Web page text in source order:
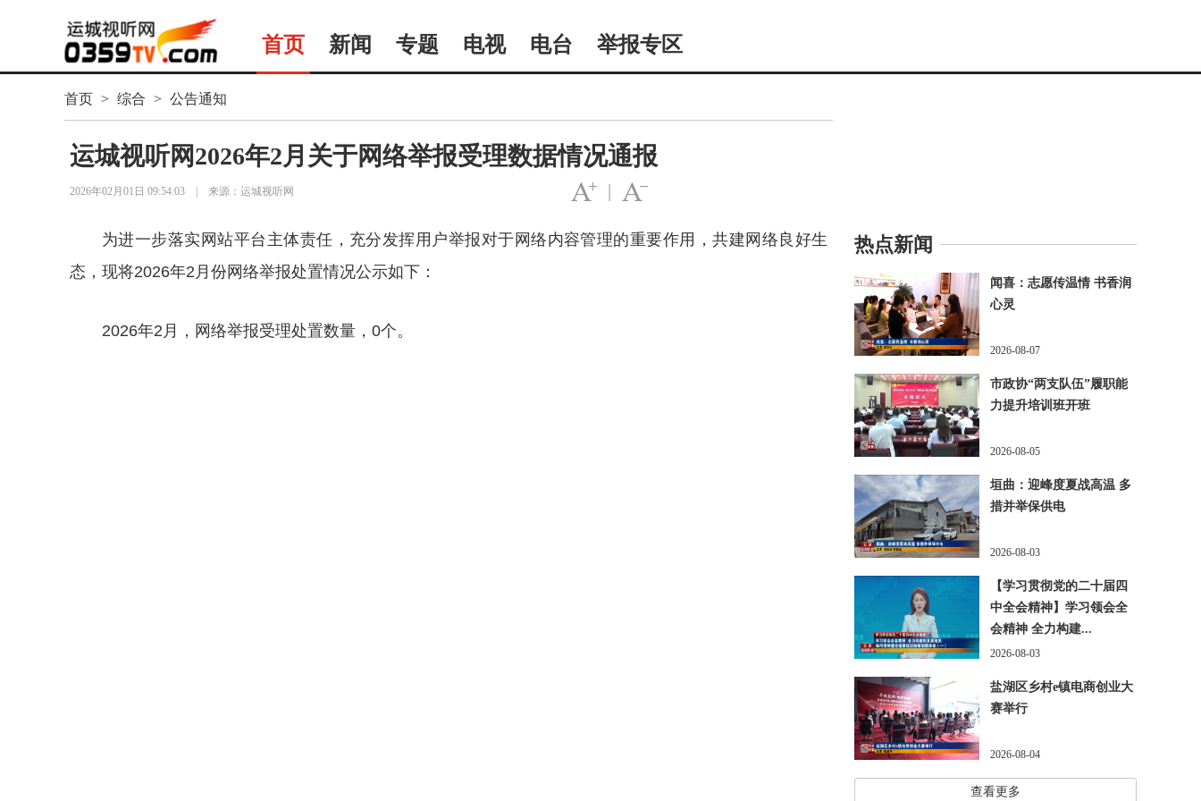
首页 新闻 专题 电视 电台 举报专区
首页 > 综合 > 公告通知
运城视听网2026年2月关于网络举报受理数据情况通报
2026年02月01日 09:54:03 来源：运城视听网 |
为进一步落实网站平台主体责任，充分发挥用户举报对于网络内容管理的重要作用，共建网络良好生
态，现将2026年2月份网络举报处置情况公示如下：
2026年2月，网络举报受理处置数量，0个。
热点新闻
闻喜：志愿传温情 书香润
心灵
2026-08-07
市政协“两支队伍”履职能
力提升培训班开班
2026-08-05
垣曲：迎峰度夏战高温 多
措并举保供电
2026-08-03
【学习贯彻党的二十届四
中全会精神】学习领会全
会精神 全力构建...
2026-08-03
盐湖区乡村e镇电商创业大
赛举行
2026-08-04
查看更多